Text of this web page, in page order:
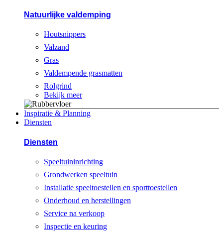
Natuurlijke valdemping
Houtsnippers
Valzand
Gras
Valdempende grasmatten
Rolgrind
Bekijk meer
Inspiratie & Planning
Diensten
Diensten
Speeltuininrichting
Grondwerken speeltuin
Installatie speeltoestellen en sporttoestellen
Onderhoud en herstellingen
Service na verkoop
Inspectie en keuring